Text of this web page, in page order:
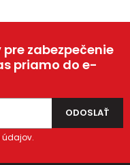
zabezpečenie
priamo do e-